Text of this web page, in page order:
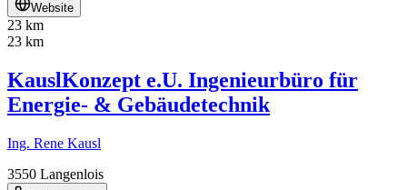
Website
23 km
23 km
KauslKonzept e.U. Ingenieurbüro für
Energie- & Gebäudetechnik
Ing. Rene Kausl
3550 Langenlois